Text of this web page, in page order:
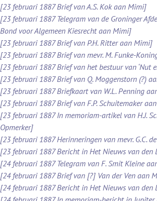
[23 februari 1887 Brief van A.S. Kok aan Mimi]
[23 februari 1887 Telegram van de Groninger
Bond voor Algemeen Kiesrecht aan Mimi]
[23 februari 1887 Brief van P.H. Ritter aan Mimi]
[23 februari 1887 Brief van mevr. M. Funke-
[23 februari 1887 Brief van het bestuur van ‘Nut
[23 februari 1887 Brief van Q. Moggenstorn (?)
[23 februari 1887 Briefkaart van W.L. Penning
[23 februari 1887 Brief van F.P. Schuitemaker
[23 februari 1887 In memoriam-artikel van H.J.
Opmerker]
[23 februari 1887 Herinneringen van mevr. G.C.
[23 februari 1887 Bericht in Het Nieuws van den
[24 februari 1887 Telegram van F. Smit Kleine
[24 februari 1887 Brief van [?] Van der Ven aan
[24 februari 1887 Bericht in Het Nieuws van den